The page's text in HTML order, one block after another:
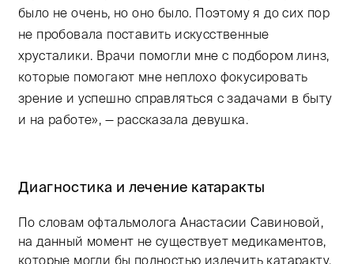
было не очень, но оно было. Поэтому я до сих пор
не пробовала поставить искусственные
хрусталики. Врачи помогли мне с подбором линз,
которые помогают мне неплохо фокусировать
зрение и успешно справляться с задачами в быту
и на работе», — рассказала девушка.
Диагностика и лечение катаракты
По словам офтальмолога Анастасии Савиновой,
на данный момент не существует медикаментов,
которые могли бы полностью излечить катаракту.